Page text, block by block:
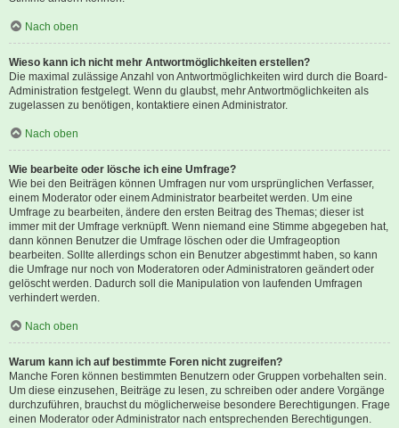
Nach oben
Wieso kann ich nicht mehr Antwortmöglichkeiten erstellen?
Die maximal zulässige Anzahl von Antwortmöglichkeiten wird durch die Board-
Administration festgelegt. Wenn du glaubst, mehr Antwortmöglichkeiten als
zugelassen zu benötigen, kontaktiere einen Administrator.
Nach oben
Wie bearbeite oder lösche ich eine Umfrage?
Wie bei den Beiträgen können Umfragen nur vom ursprünglichen Verfasser,
einem Moderator oder einem Administrator bearbeitet werden. Um eine
Umfrage zu bearbeiten, ändere den ersten Beitrag des Themas; dieser ist
immer mit der Umfrage verknüpft. Wenn niemand eine Stimme abgegeben hat,
dann können Benutzer die Umfrage löschen oder die Umfrageoption
bearbeiten. Sollte allerdings schon ein Benutzer abgestimmt haben, so kann
die Umfrage nur noch von Moderatoren oder Administratoren geändert oder
gelöscht werden. Dadurch soll die Manipulation von laufenden Umfragen
verhindert werden.
Nach oben
Warum kann ich auf bestimmte Foren nicht zugreifen?
Manche Foren können bestimmten Benutzern oder Gruppen vorbehalten sein.
Um diese einzusehen, Beiträge zu lesen, zu schreiben oder andere Vorgänge
durchzuführen, brauchst du möglicherweise besondere Berechtigungen. Frage
einen Moderator oder Administrator nach entsprechenden Berechtigungen.